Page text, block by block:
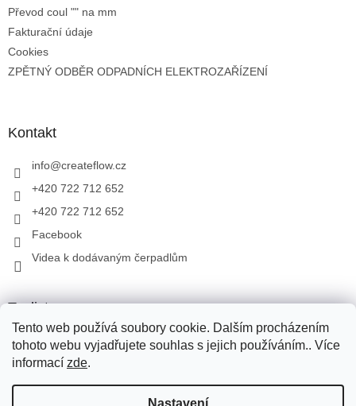
Tento web používá soubory cookie. Dalším procházením
tohoto webu vyjadřujete souhlas s jejich používáním.. Více
informací zde.
Nastavení
Převod coul "" na mm
Fakturační údaje
Cookies
ZPĚTNÝ ODBĚR ODPADNÍCH ELEKTROZAŘÍZENÍ
Kontakt
info@createflow.cz
+420 722 712 652
+420 722 712 652
Facebook
Videa k dodávaným čerpadlům
Toplist